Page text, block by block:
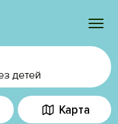
детей
Карта